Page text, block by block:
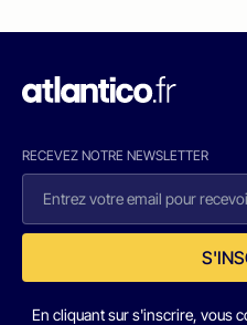
RECEVEZ NOTRE NEWSLETTER
En cliquant sur s'inscrire, vous